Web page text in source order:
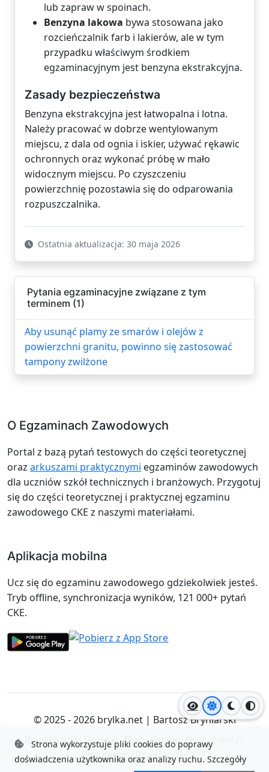
Jasny motyw
Ciemny
lub zapraw w spoinach.
Benzyna lakowa bywa stosowana jako
rozcieńczalnik farb i lakierów, ale w tym
przypadku właściwym środkiem
egzaminacyjnym jest benzyna ekstrakcyjna.
Zasady bezpieczeństwa
Benzyna ekstrakcyjna jest łatwopalna i lotna.
Należy pracować w dobrze wentylowanym
miejscu, z dala od ognia i iskier, używać rękawic
ochronnych oraz wykonać próbę w mało
widocznym miejscu. Po czyszczeniu
powierzchnię pozostawia się do odparowania
rozpuszczalnika.
Ostatnia aktualizacja: 30 maja 2026
Pytania egzaminacyjne związane z tym
terminem (1)
Aby usunąć plamy ze smarów i olejów z
powierzchni granitu, powinno się zastosować
tampony zwilżone
O Egzaminach Zawodowych
Portal z bazą pytań testowych do części teoretycznej
oraz arkuszami praktycznymi egzaminów zawodowych
dla uczniów szkół technicznych i branżowych. Przygotuj
się do części teoretycznej i praktycznej egzaminu
zawodowego CKE z naszymi materiałami.
Aplikacja mobilna
Ucz się do egzaminu zawodowego gdziekolwiek jesteś.
Tryb offline, synchronizacja wyników, 121 000+ pytań
CKE.
© 2025 - 2026 brylka.net| Bartosz Bryniarski
Kwalifikacje|Słownik|Blog|Opinie|Dokumenty
Regulamin|Prywatność
Strona wykorzystuje pliki cookies do poprawy
doświadczenia użytkownika oraz analizy ruchu. Szczegóły